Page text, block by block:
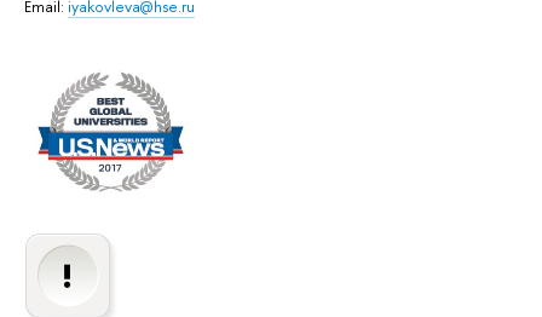
Email: iyakovleva@hse.ru